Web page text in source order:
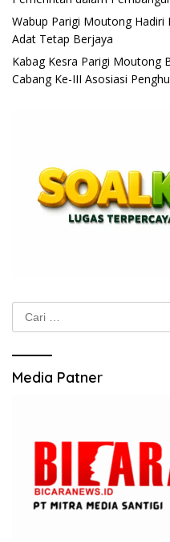
Wabup Parigi Moutong
Adat Tetap Berjaya
Kabag Kesra Parigi Moutong
Cabang Ke-III Asosiasi
Cari
untuk:
Media Patner